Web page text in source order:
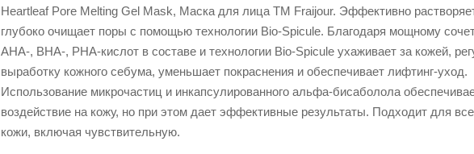
Heartleaf Pore Melting Gel Mask, Маска для лица ТМ Fraijour. Эффективно
глубоко очищает поры с помощью технологии Bio-Spicule. Благодаря мощному
AHA-, BHA-, PHA-кислот в составе и технологии Bio-Spicule ухаживает за кожей,
выработку кожного себума, уменьшает покраснения и обеспечивает лифтинг-уход.
Использование микрочастиц и инкапсулированного альфа-бисаболола
воздействие на кожу, но при этом дает эффективные результаты. Подходит для
кожи, включая чувствительную.